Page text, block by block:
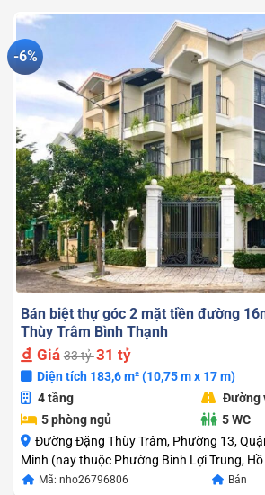
-6%
Bán biệt thự góc 2 mặt tiền đường
Thùy Trâm Bình Thạnh
Giá33 tỷ31 tỷ
Diện tích 183,6 m² (10,75 m x 17 m)
4 tầng
Đường
5 phòng ngủ
5 WC
Đường Đặng Thùy Trâm, Phường 13,
Minh (nay thuộc Phường Bình Lợi Trung,
Mã: nho26796806 Bán